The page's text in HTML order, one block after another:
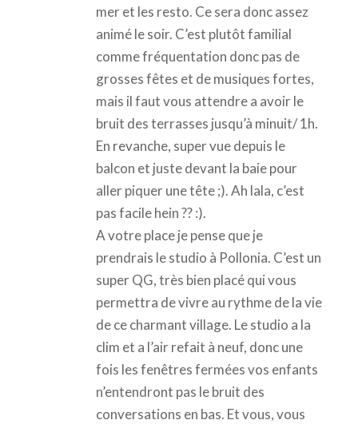
mer et les resto. Ce sera donc assez
animé le soir. C’est plutôt familial
comme fréquentation donc pas de
grosses fêtes et de musiques fortes,
mais il faut vous attendre a avoir le
bruit des terrasses jusqu’à minuit/ 1h.
En revanche, super vue depuis le
balcon et juste devant la baie pour
aller piquer une tête ;). Ah lala, c’est
pas facile hein ?? :).
A votre place je pense que je
prendrais le studio à Pollonia. C’est un
super QG, très bien placé qui vous
permettra de vivre au rythme de la vie
de ce charmant village. Le studio a la
clim et a l’air refait à neuf, donc une
fois les fenêtres fermées vos enfants
n’entendront pas le bruit des
conversations en bas. Et vous, vous